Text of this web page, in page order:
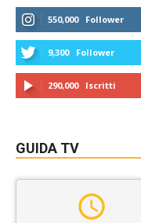
550,000 Follower
9,300 Follower
290,000 Iscritti
GUIDA TV